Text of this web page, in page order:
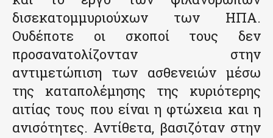
δισεκατομμυριούχων των ΗΠΑ.
Ουδέποτε οι σκοποί τους δεν
προσανατολίζονταν στην
αντιμετώπιση των ασθενειών μέσω
της καταπολέμησης της κυριότερης
αιτίας τους που είναι η φτώχεια και η
ανισότητες. Αντίθετα, βασιζόταν στην